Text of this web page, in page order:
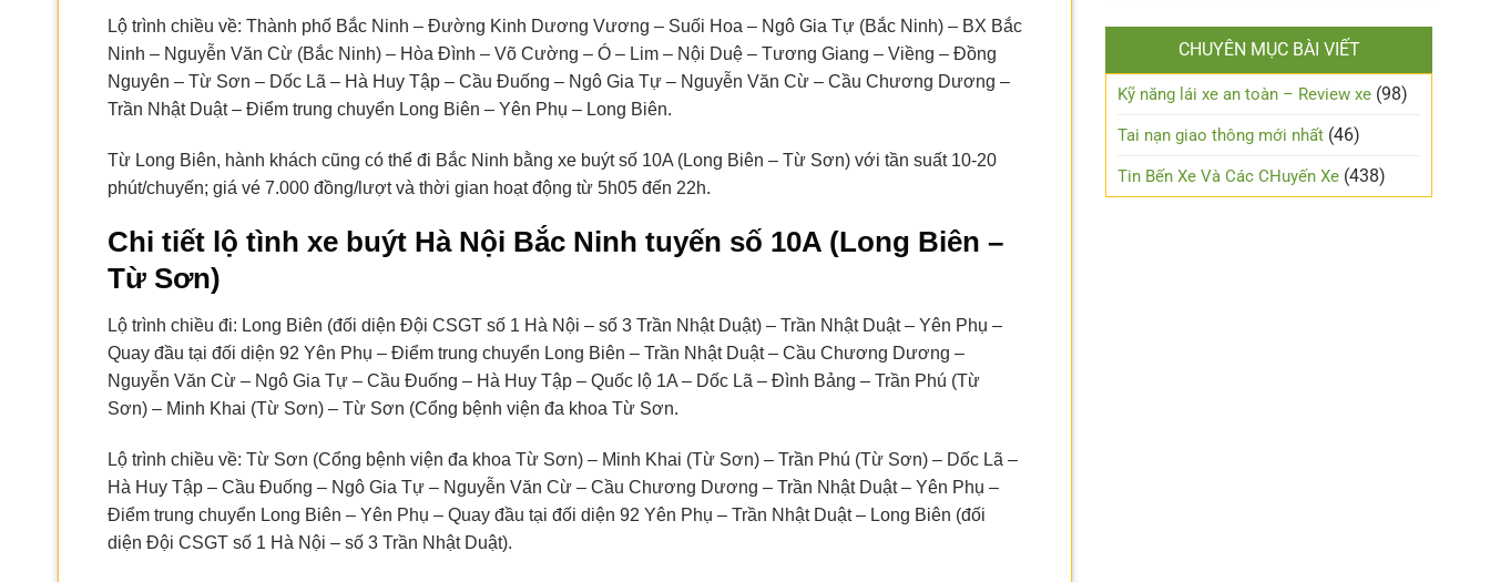
Lộ trình chiều về: Thành phố Bắc Ninh – Đường Kinh Dương Vương – Suối Hoa – Ngô Gia Tự (Bắc Ninh) – BX Bắc
Ninh – Nguyễn Văn Cừ (Bắc Ninh) – Hòa Đình – Võ Cường – Ó – Lim – Nội Duệ – Tương Giang – Viềng – Đồng
Nguyên – Từ Sơn – Dốc Lã – Hà Huy Tập – Cầu Đuống – Ngô Gia Tự – Nguyễn Văn Cừ – Cầu Chương Dương –
Trần Nhật Duật – Điểm trung chuyển Long Biên – Yên Phụ – Long Biên.
Từ Long Biên, hành khách cũng có thể đi Bắc Ninh bằng xe buýt số 10A (Long Biên – Từ Sơn) với tần suất 10-20
phút/chuyến; giá vé 7.000 đồng/lượt và thời gian hoạt động từ 5h05 đến 22h.
Chi tiết lộ tình xe buýt Hà Nội Bắc Ninh tuyến số 10A (Long Biên –
Từ Sơn)
Lộ trình chiều đi: Long Biên (đối diện Đội CSGT số 1 Hà Nội – số 3 Trần Nhật Duật) – Trần Nhật Duật – Yên Phụ –
Quay đầu tại đối diện 92 Yên Phụ – Điểm trung chuyển Long Biên – Trần Nhật Duật – Cầu Chương Dương –
Nguyễn Văn Cừ – Ngô Gia Tự – Cầu Đuống – Hà Huy Tập – Quốc lộ 1A – Dốc Lã – Đình Bảng – Trần Phú (Từ
Sơn) – Minh Khai (Từ Sơn) – Từ Sơn (Cổng bệnh viện đa khoa Từ Sơn.
Lộ trình chiều về: Từ Sơn (Cổng bệnh viện đa khoa Từ Sơn) – Minh Khai (Từ Sơn) – Trần Phú (Từ Sơn) – Dốc Lã –
Hà Huy Tập – Cầu Đuống – Ngô Gia Tự – Nguyễn Văn Cừ – Cầu Chương Dương – Trần Nhật Duật – Yên Phụ –
Điểm trung chuyển Long Biên – Yên Phụ – Quay đầu tại đối diện 92 Yên Phụ – Trần Nhật Duật – Long Biên (đối
diện Đội CSGT số 1 Hà Nội – số 3 Trần Nhật Duật).
an
toàn
trong
đêm?
lái
xe
đường
sương
ở
Những
lưu
cho
mới
lái
CHUYÊN MỤC BÀI VIẾT
Kỹ năng lái xe an toàn – Review xe (98)
Tai nạn giao thông mới nhất (46)
Tin Bến Xe Và Các CHuyến Xe (438)